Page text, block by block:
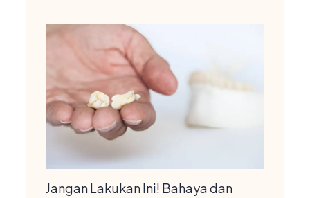
Jangan Lakukan Ini! Bahaya dan